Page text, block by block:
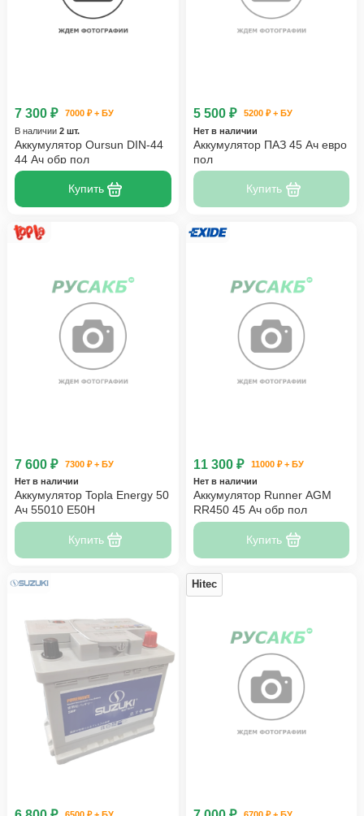
7 300 ₽
7000 ₽ + БУ
В наличии 2 шт.
Аккумулятор Oursun DIN-44
44 Ач обр пол
Купить
5 500 ₽
5200 ₽ + БУ
Нет в наличии
Аккумулятор ПАЗ 45 Ач евро
пол
Купить
7 600 ₽
7300 ₽ + БУ
Нет в наличии
Аккумулятор Topla Energy 50
Ач 55010 E50H
Купить
11 300 ₽
11000 ₽ + БУ
Нет в наличии
Аккумулятор Runner AGM
RR450 45 Ач обр пол
Купить
Hitec